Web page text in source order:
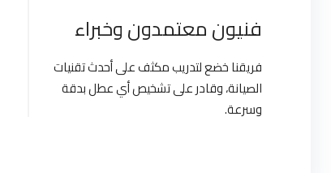
فنيون معتمدون وخبراء
فريقنا خضع لتدريب مكثف على أحدث تقنيات
الصيانة، وقادر على تشخيص أي عطل بدقة
وسرعة.